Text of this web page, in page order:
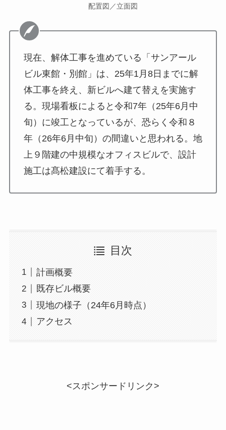
配置図／立面図
現在、解体工事を進めている「サンアール
ビル東館・別館」は、25年1月8日までに解
体工事を終え、新ビルへ建て替えを実施す
る。現場看板によると令和7年（25年6月中
旬）に竣工となっているが、恐らく令和８
年（26年6月中旬）の間違いと思われる。地
上９階建の中規模なオフィスビルで、設計
施工は髙松建設にて着手する。
目次
計画概要
既存ビル概要
現地の様子（24年6月時点）
アクセス
<スポンサードリンク>